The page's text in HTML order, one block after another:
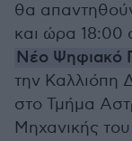
θα
και ώρα 18:00
Νέο Ψηφιακό
την Καλλιόπη
στο Τμήμα
Μηχανικής